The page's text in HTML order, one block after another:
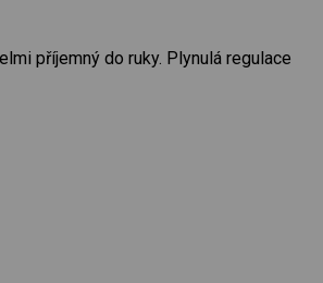
příjemný do ruky. Plynulá regulace